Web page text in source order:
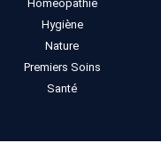
Homéopathie
Hygiène
Nature
Premiers Soins
Santé